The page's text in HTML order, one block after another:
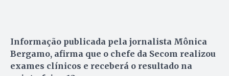
Informação publicada pela jornalista Mônica
Bergamo, afirma que o chefe da Secom realizou
exames clínicos e receberá o resultado na